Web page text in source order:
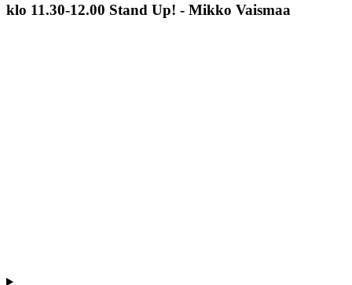
klo 11.30-12.00 Stand Up! - Mikko Vaismaa